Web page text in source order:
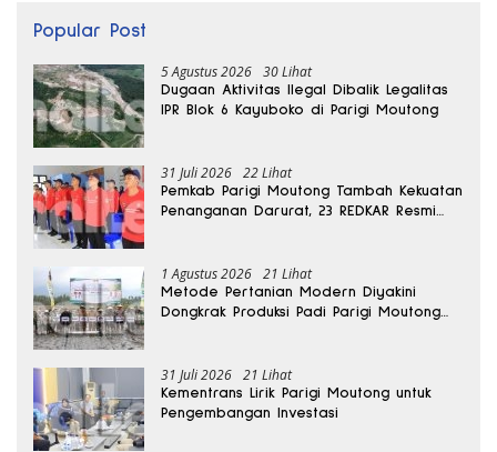
Popular Post
5 Agustus 2026 30 Lihat
Dugaan Aktivitas Ilegal Dibalik Legalitas
IPR Blok 6 Kayuboko di Parigi Moutong
31 Juli 2026 22 Lihat
Pemkab Parigi Moutong Tambah Kekuatan
Penanganan Darurat, 23 REDKAR Resmi
1 Agustus 2026 21 Lihat
Metode Pertanian Modern Diyakini
Dongkrak Produksi Padi Parigi Moutong
31 Juli 2026 21 Lihat
Kementrans Lirik Parigi Moutong untuk
Pengembangan Investasi